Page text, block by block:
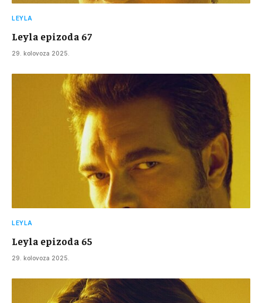
LEYLA
Leyla epizoda 67
29. kolovoza 2025.
LEYLA
Leyla epizoda 65
29. kolovoza 2025.